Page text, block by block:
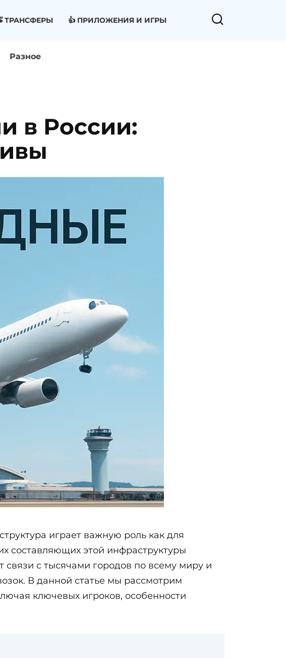
ТРАНСФЕРЫ 👍 ПРИЛОЖЕНИЯ И ИГРЫ
Разное
в России:
играет важную роль как для
составляющих этой инфраструктуры
с тысячами городов по всему миру и
В данной статье мы рассмотрим
ключевых игроков, особенности